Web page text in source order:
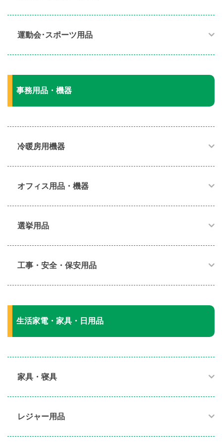
運動会･スポーツ用品​
事務用品・機器
冷暖房用機器​
オフィス用品・機器​
選挙用品
工事・安全・保安用品
生活家電・家具・日用品
家具・寝具​
レジャー用品